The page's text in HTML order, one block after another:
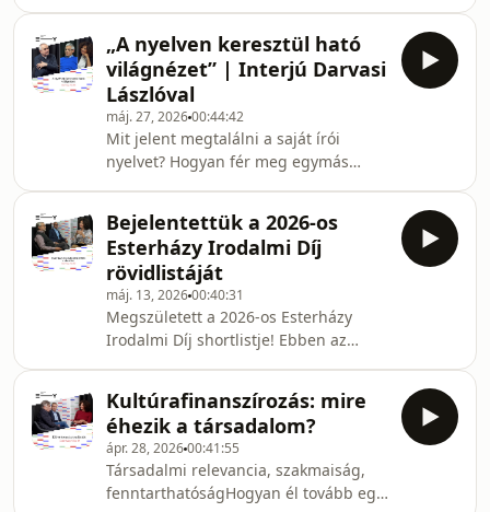
trilógiáról, a magasztosság és a
hősiesség megkérdőjelezéséről,
valójában egy kurátor, és milyen
hatással lehet egy művész pályájára
az Esterházy Art Award vagy a
Velencei Biennálén való szereplés?Az
Esterházy Vibe 4. epizódjában az
Esterházy Art Award történetén és
működésén keresztül beszélgetünk a
kortárs művészet szerepéről, a műv
„A nyelven keresztül ható
világnézet” | Interjú Darvasi
Lászlóval
máj. 27, 202600:44:42
Mit jelent megtalálni a saját írói
nyelvet? Hogyan fér meg egymás
szöveg egyszer csak önálló életre kel?
Ezekről a kérdésekről beszélgettünk
Darvasi Lászlóval, az Esterházy
Irodalmi Díj első tavalyi nyertesével,
melyet az író a Neandervölgyiek című,
háromkötetes nagyregényével
érdemelt ki.Az adás második felében
találha
Bejelentettük a 2026-os
Esterházy Irodalmi Díj
rövidlistáját
máj. 13, 202600:40:31
Megszületett a 2026-os Esterházy
Irodalmi Díj shortlistje! Ebben az
értékké 7 kortárs mű 61 kötet közül?
Szó esik olvasási stratégiákról, a
magyar irodalom jelenéről és a díj
humanista küldetéséről. Fedezze fel
velünk azokat az alkotásokat, amelyek
Kultúrafinanszírozás: mire
éhezik a társadalom?
ápr. 28, 202600:41:55
Társadalmi relevancia, szakmaiság,
fenntarthatóságHogyan él tovább egy